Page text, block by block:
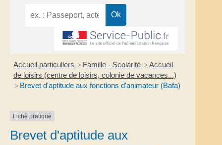
Accueil particuliers > Famille - Scolarité > Accueil
de loisirs (centre de loisirs, colonie de vacances...)
> Brevet d'aptitude aux fonctions d'animateur (Bafa)
Fiche pratique
Brevet d'aptitude aux